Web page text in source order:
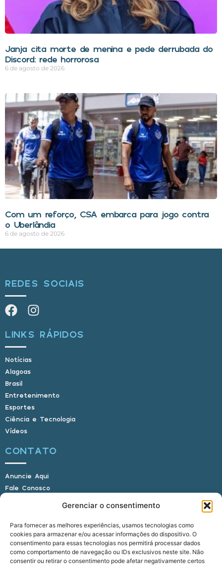
Gerenciar o consentimento
Para fornecer as melhores experiências, usamos tecnologias como
cookies para armazenar e/ou acessar informações do dispositivo. O
consentimento para essas tecnologias nos permitirá processar dados
como comportamento de navegação ou IDs exclusivos neste site. Não
consentir ou retirar o consentimento pode afetar negativamente certos
Janja cita morte de menina e pede derrubada do
Discord: rede horrorosa
6 de agosto de 2026
Com um reforço, CSA embarca para jogo contra
o Uberlândia
6 de agosto de 2026
REDES SOCIAIS
LINKS RÁPIDOS
Notícias
Alagoas
Brasil
Entretenimento
Esportes
Ciência e Tecnologia
Vídeos
CONTATO
Anuncie Aqui
Fale Conosco
E-mail: alagoasbrasilnoticias@gmail.com
Telefone: (82) 9 9691-0391 (Whatsapp)
Responsável Técnico: Crysthyan Carlos